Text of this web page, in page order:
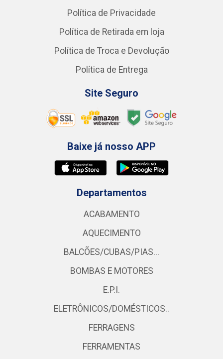
Política de Privacidade
Política de Retirada em loja
Política de Troca e Devolução
Política de Entrega
Site Seguro
Baixe já nosso APP
Departamentos
ACABAMENTO
AQUECIMENTO
BALCÕES/CUBAS/PIAS...
BOMBAS E MOTORES
E.P.I.
ELETRÔNICOS/DOMÉSTICOS..
FERRAGENS
FERRAMENTAS